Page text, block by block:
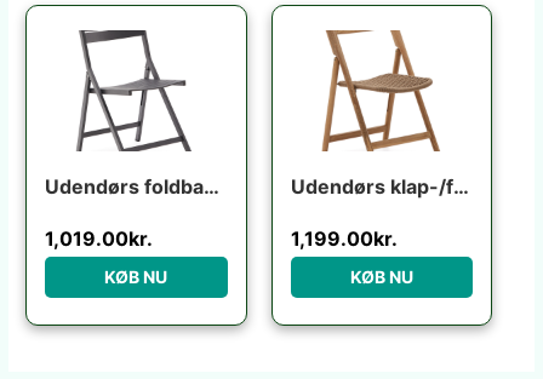
Udendørs foldbar klapstol Kave Home Torreta grafit aluminium med fodstøtte UV-modstandsdygtig
1,019.00kr.
KØB NU
Udendørs klap-/foldestol Kave Home Dandara i FSC-certificeret akacietræ rustik brun
1,199.00kr.
KØB NU